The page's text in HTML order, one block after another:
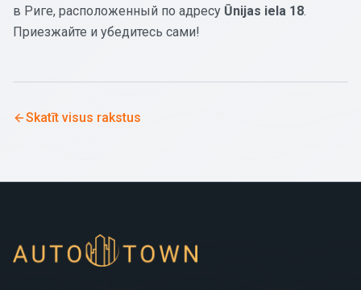
в Риге, расположенный по адресу Ūnijas iela 18.
Приезжайте и убедитесь сами!
Skatīt visus rakstus